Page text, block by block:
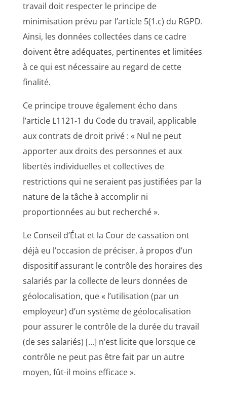
travail doit respecter le principe de
minimisation prévu par l’article 5(1.c) du RGPD.
Ainsi, les données collectées dans ce cadre
doivent être adéquates, pertinentes et limitées
à ce qui est nécessaire au regard de cette
finalité.
Ce principe trouve également écho dans
l’article L1121-1 du Code du travail, applicable
aux contrats de droit privé : « Nul ne peut
apporter aux droits des personnes et aux
libertés individuelles et collectives de
restrictions qui ne seraient pas justifiées par la
nature de la tâche à accomplir ni
proportionnées au but recherché ».
Le Conseil d’État et la Cour de cassation ont
déjà eu l’occasion de préciser, à propos d’un
dispositif assurant le contrôle des horaires des
salariés par la collecte de leurs données de
géolocalisation, que « l’utilisation (par un
employeur) d’un système de géolocalisation
pour assurer le contrôle de la durée du travail
(de ses salariés) […] n’est licite que lorsque ce
contrôle ne peut pas être fait par un autre
moyen, fût-il moins efficace ».